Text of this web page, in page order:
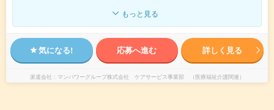
もっと見る
気になる! 応募へ進む 詳しく見る
派遣会社 マンパワーグループ株式会社 ケアサービス事業部 （医療福祉介護関連）